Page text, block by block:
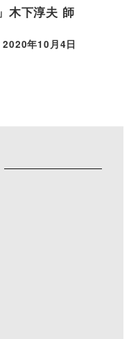
木下淳夫 師
2020年10月4日